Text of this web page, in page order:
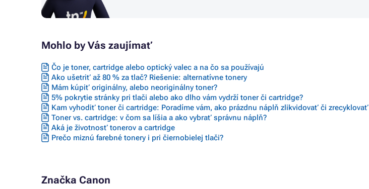
Mohlo by Vás zaujímať
Čo je toner, cartridge alebo optický valec a na čo sa používajú
Ako ušetriť až 80 % za tlač? Riešenie: alternatívne tonery
Mám kúpiť originálny, alebo neoriginálny toner?
5% pokrytie stránky pri tlači alebo ako dlho vám vydrží toner či cartridge?
Kam vyhodiť toner či cartridge: Poradíme vám, ako prázdnu náplň zlikvidovať či zrecyklovať
Toner vs. cartridge: v čom sa líšia a ako vybrať správnu náplň?
Aká je životnosť tonerov a cartridge
Prečo miznú farebné tonery i pri čiernobielej tlači?
Značka Canon